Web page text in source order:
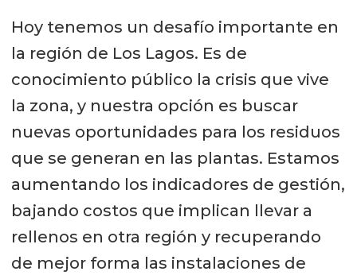
Hoy tenemos un desafío importante en
la región de Los Lagos. Es de
conocimiento público la crisis que vive
la zona, y nuestra opción es buscar
nuevas oportunidades para los residuos
que se generan en las plantas. Estamos
aumentando los indicadores de gestión,
bajando costos que implican llevar a
rellenos en otra región y recuperando
de mejor forma las instalaciones de